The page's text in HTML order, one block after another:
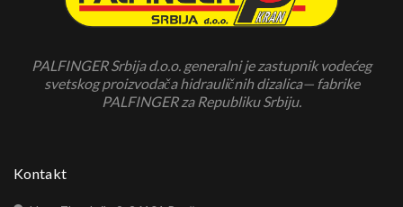
PALFINGER Srbija d.o.o. generalni je zastupnik vodećeg
svetskog proizvodača hidrauličnih dizalica— fabrike
PALFINGER za Republiku Srbiju.
Kontakt